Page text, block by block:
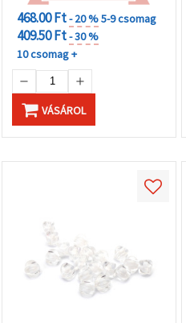
468.00 Ft- 20 %5-9 csomag
409.50 Ft- 30 %
10 csomag +
VÁSÁROL